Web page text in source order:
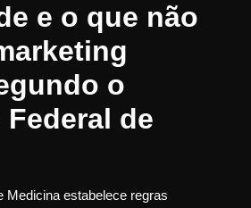
e o que não
o
de
Medicina estabelece regras